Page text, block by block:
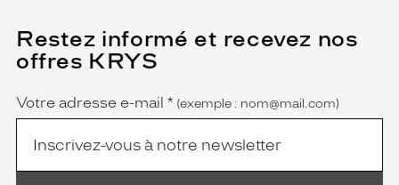
Restez informé et recevez nos
offres KRYS
Name
Votre adresse e-mail *
(Ce
champ
est
obligatoire)
(exemple : nom@mail.com)